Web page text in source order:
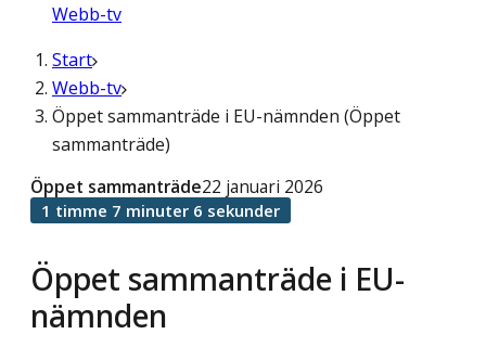
Webb-tv
Start
Webb-tv
Öppet sammanträde i EU-nämnden (Öppet
sammanträde)
Öppet sammanträde i EU-
nämnden
Öppet sammanträde22 januari 2026
1 timme 7 minuter 6 sekunder